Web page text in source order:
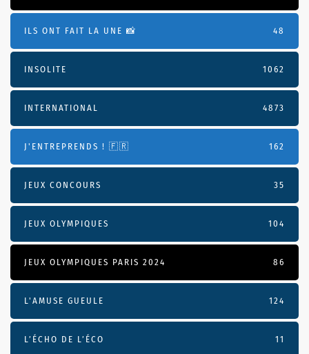
ILS ONT FAIT LA UNE 📸 48
INSOLITE 1062
INTERNATIONAL 4873
J'ENTREPRENDS ! 🇫🇷 162
JEUX CONCOURS 35
JEUX OLYMPIQUES 104
JEUX OLYMPIQUES PARIS 2024 86
L'AMUSE GUEULE 124
L’ÉCHO DE L’ÉCO 11